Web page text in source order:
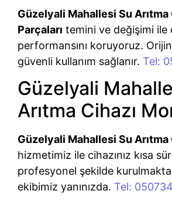
Güzelyali Mahallesi Su Arıtma
Parçaları temini ve değişimi ile
performansını koruyoruz.
güvenli kullanım sağlanır. Tel:
Güzelyali
Arıtma Cihazı
Güzelyali Mahallesi Su Arıtma
hizmetimiz ile cihazınız kısa
profesyonel şekilde
ekibimiz yanınızda. Tel: